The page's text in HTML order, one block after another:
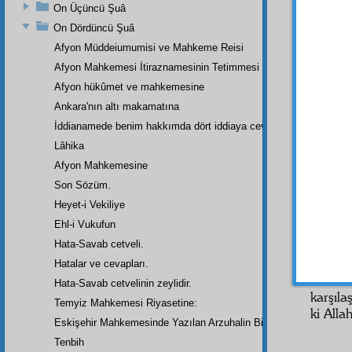
Din
ve
ki
On Üçüncü Şuâ
On Dördüncü Şuâ
Afyon Müddeiumumisi ve Mahkeme Reisi
Afyon Mahkemesi İtiraznamesinin Tetimmesi
Afyon hükûmet ve mahkemesine
Ankara'nın altı makamatına
İddianamede benim hakkımda dört iddiaya cevap
Lâhika
Afyon Mahkemesine
Son Sözüm.
Heyet-i Vekiliye
Ehl-i Vukufun
Hata-Savab cetveli.
Hatalar ve cevapları.
Hata-Savab cetvelinin zeylidir.
Temyiz Mahkemesi Riyasetine:
Eskişehir Mahkemesinde Yazılan Arzuhalin Bir Parçası
Tenbih